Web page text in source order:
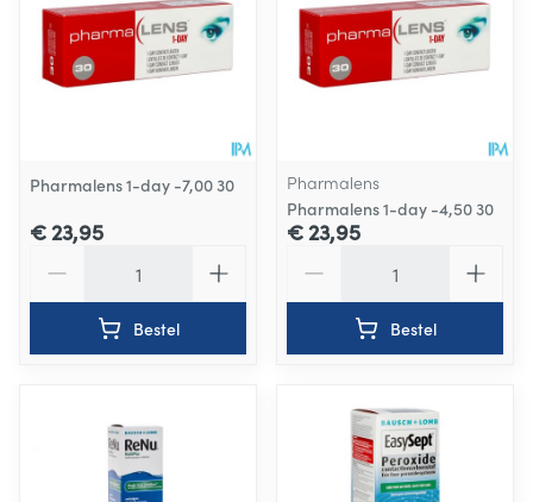
Pharmalens 1-day -7,00 30
€ 23,95
Bestel
Pharmalens
Pharmalens 1-day -4,50 30
€ 23,95
Bestel